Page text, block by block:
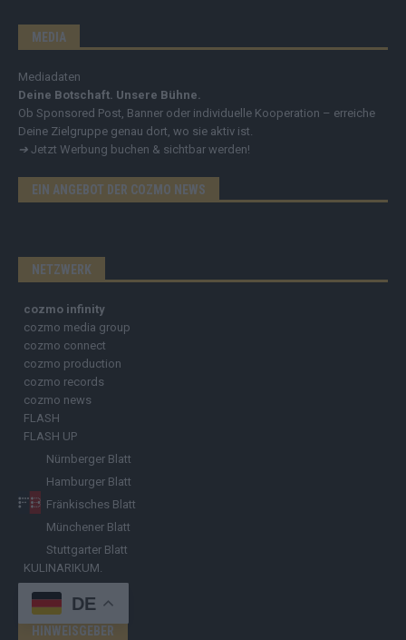
MEDIA
Mediadaten
Deine Botschaft. Unsere Bühne.
Ob Sponsored Post, Banner oder individuelle Kooperation – erreiche
Deine Zielgruppe genau dort, wo sie aktiv ist.
➔ Jetzt Werbung buchen & sichtbar werden!
EIN ANGEBOT DER COZMO NEWS
NETZWERK
cozmo infinity
cozmo media group
cozmo connect
cozmo production
cozmo records
cozmo news
FLASH
FLASH UP
Nürnberger Blatt
Hamburger Blatt
Fränkisches Blatt
Münchener Blatt
Stuttgarter Blatt
KULINARIKUM.
Raffi Gasser
HINWEISGEBER
DE